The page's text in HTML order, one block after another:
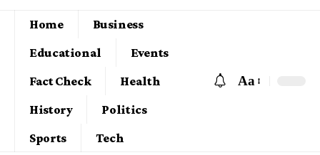
Home
Business
Educational
Events
Fact Check
Health
History
Politics
Sports
Tech
Aa